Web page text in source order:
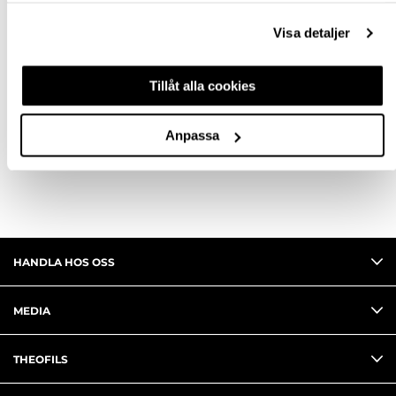
Visa detaljer
Tillåt alla cookies
Anpassa
HANDLA HOS OSS
MEDIA
THEOFILS